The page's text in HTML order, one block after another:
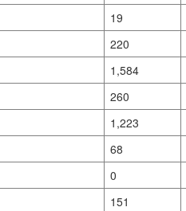
19
220
1,584
260
1,223
68
0
151